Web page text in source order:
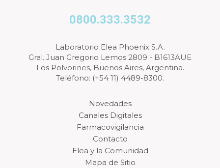
0800.333.3532
Laboratorio Elea Phoenix S.A.
Gral. Juan Gregorio Lemos 2809 - B1613AUE
Los Polvorines, Buenos Aires, Argentina.
Teléfono: (+54 11) 4489-8300.
Novedades
Canales Digitales
Farmacovigilancia
Contacto
Elea y la Comunidad
Mapa de Sitio